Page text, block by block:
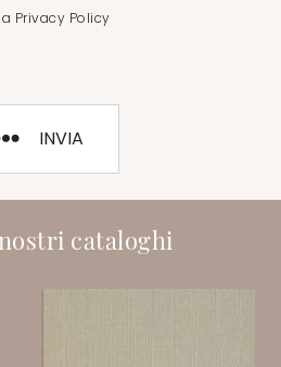
cataloghi
Privacy Policy
INVIA